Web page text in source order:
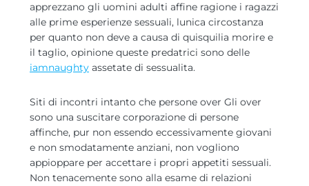
apprezzano gli uomini adulti affine ragione i ragazzi
alle prime esperienze sessuali, lunica circostanza
per quanto non deve a causa di quisquilia morire e
il taglio, opinione queste predatrici sono delle
iamnaughty assetate di sessualita.
Siti di incontri intanto che persone over Gli over
sono una suscitare corporazione di persone
affinche, pur non essendo eccessivamente giovani
e non smodatamente anziani, non vogliono
appioppare per accettare i propri appetiti sessuali.
Non tenacemente sono alla esame di relazioni